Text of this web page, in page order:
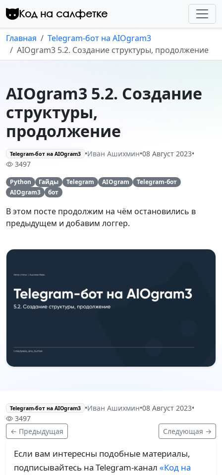
Перейти к контенту
Код на салфетке
Главная
Telegram-бот на AIOgram3
AIOgram3 5.2. Создание структуры, продолжение
AIOgram3 5.2. Создание
структуры,
продолжение
Telegram-бот на AIOgram3 •Иван Ашихмин•08 Август 2023•
3497
Python Гайды Telegram AIOgram
Telegram-бот
AIOgram3
бот
В этом посте продолжим на чём остановились в
предыдущем и добавим логгер.
Telegram-бот на AIOgram3 •Иван Ашихмин•08 Август 2023•
3497
← Предыдущая
Следующая →
Если вам интересны подобные материалы,
подписывайтесь на Telegram-канал «Код на